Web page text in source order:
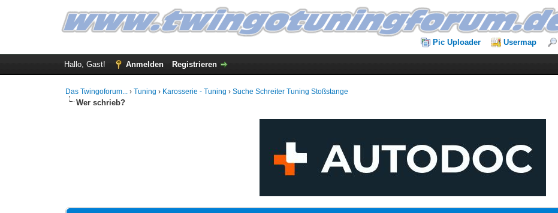
Pic Uploader Usermap
Hallo, Gast! Anmelden Registrieren
Das Twingoforum... ›Tuning › Karosserie - Tuning ›Suche Schreiter Tuning Stoßstange
Wer schrieb?